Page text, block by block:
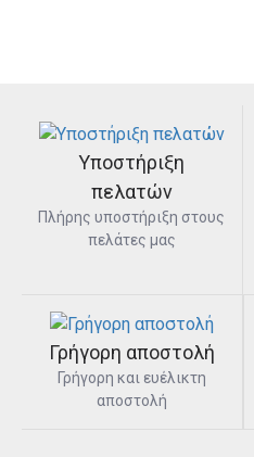
Υποστήριξη
πελατών
Πλήρης υποστήριξη στους
πελάτες μας
Γρήγορη αποστολή
Γρήγορη και ευέλικτη
αποστολή